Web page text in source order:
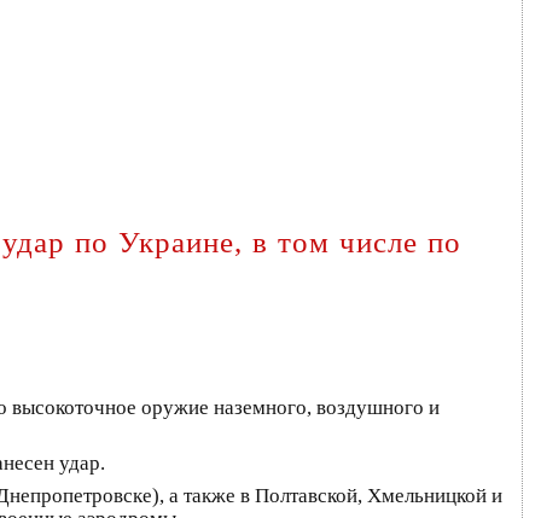
по Украине, в том числе по
оружие наземного, воздушного и
удар.
а также в Полтавской, Хмельницкой и